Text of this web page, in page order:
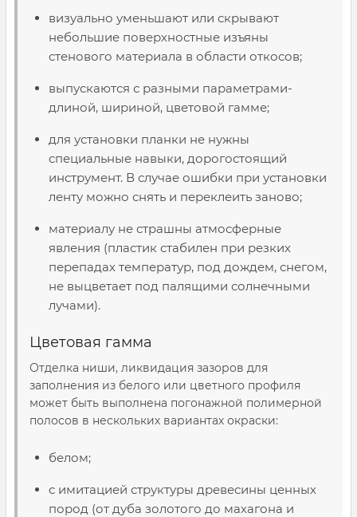
визуально уменьшают или скрывают
небольшие поверхностные изъяны
стенового материала в области откосов;
выпускаются с разными параметрами-
длиной, шириной, цветовой гамме;
для установки планки не нужны
специальные навыки, дорогостоящий
инструмент. В случае ошибки при установки
ленту можно снять и переклеить заново;
материалу не страшны атмосферные
явления (пластик стабилен при резких
перепадах температур, под дождем, снегом,
не выцветает под палящими солнечными
лучами).
Цветовая гамма
Отделка ниши, ликвидация зазоров для
заполнения из белого или цветного профиля
может быть выполнена погонажной полимерной
полосов в нескольких вариантах окраски:
белом;
с имитацией структуры древесины ценных
пород (от дуба золотого до махагона и